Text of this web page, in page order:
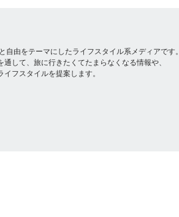
自由をテーマにしたライフスタイル系メディアです。
して、旅に行きたくてたまらなくなる情報や、
フスタイルを提案します。